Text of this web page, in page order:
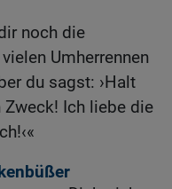
noch die
Umherrennen
du sagst: ›Halt
Ich liebe die